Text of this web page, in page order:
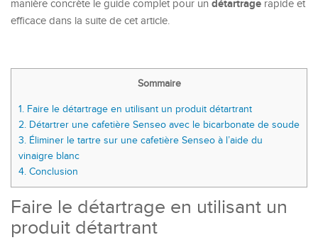
manière concrète le guide complet pour un détartrage rapide et
efficace dans la suite de cet article.
Sommaire
1. Faire le détartrage en utilisant un produit détartrant
2. Détartrer une cafetière Senseo avec le bicarbonate de soude
3. Éliminer le tartre sur une cafetière Senseo à l’aide du
vinaigre blanc
4. Conclusion
Faire le détartrage en utilisant un
produit détartrant